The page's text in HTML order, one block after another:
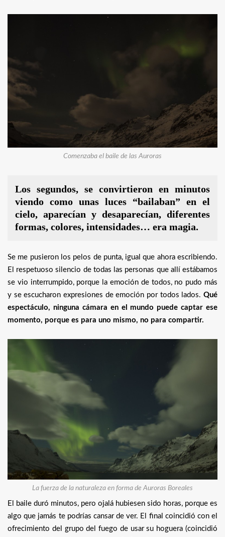
Comenzaba el baile de las Auroras
Los segundos, se convirtieron en minutos
viendo como unas luces “bailaban” en el
cielo, aparecían y desaparecían, diferentes
formas, colores, intensidades… era magia.
Se me pusieron los pelos de punta, igual que ahora escribiendo.
El respetuoso silencio de todas las personas que allí estábamos
se vio interrumpido, porque la emoción de todos, no pudo más
y se escucharon expresiones de emoción por todos lados. Qué
espectáculo, ninguna cámara en el mundo puede captar ese
momento, porque es para uno mismo, no para compartir.
La fuerza de la naturaleza en forma de Auroras Boreales
El baile duró minutos, pero ojalá hubiesen sido horas, porque es
algo que jamás te podrías cansar de ver. El final coincidió con el
ofrecimiento del grupo del fuego de usar su hoguera (coincidió